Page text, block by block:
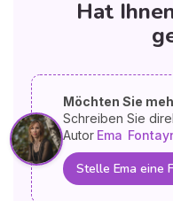
Hat
Möchten Sie
Schreiben Sie
Autor Ema
Stelle Ema eine